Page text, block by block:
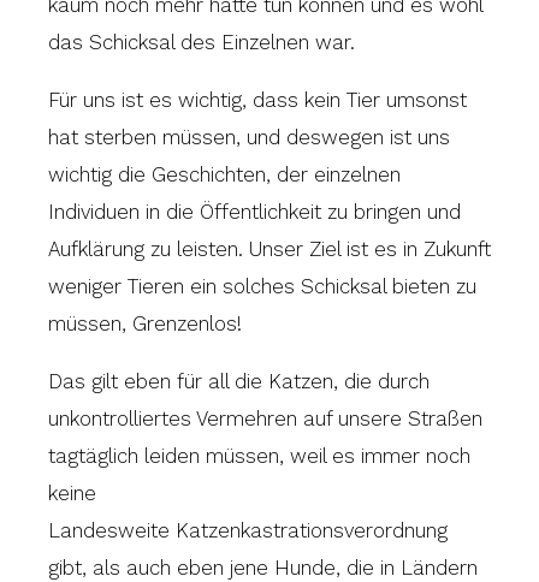
kaum noch mehr hätte tun können und es wohl
das Schicksal des Einzelnen war.
Für uns ist es wichtig, dass kein Tier umsonst
hat sterben müssen, und deswegen ist uns
wichtig die Geschichten, der einzelnen
Individuen in die Öffentlichkeit zu bringen und
Aufklärung zu leisten. Unser Ziel ist es in Zukunft
weniger Tieren ein solches Schicksal bieten zu
müssen, Grenzenlos!
Das gilt eben für all die Katzen, die durch
unkontrolliertes Vermehren auf unsere Straßen
tagtäglich leiden müssen, weil es immer noch
keine
Landesweite Katzenkastrationsverordnung
gibt, als auch eben jene Hunde, die in Ländern